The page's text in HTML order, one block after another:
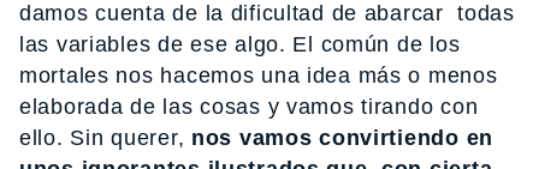
damos cuenta de la dificultad de abarcar todas
las variables de ese algo. El común de los
mortales nos hacemos una idea más o menos
elaborada de las cosas y vamos tirando con
ello. Sin querer, nos vamos convirtiendo en